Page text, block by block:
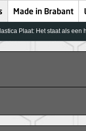
Made in Brabant
Plaat: Het staat als een